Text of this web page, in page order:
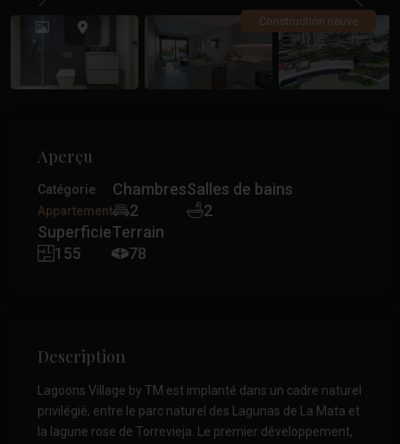
Construction neuve
Précédent
Aperçu
Catégorie
Appartement
Chambres
2
Salles de bains
2
Superficie
155
Terrain
78
Description
Lagoons Village by TM est implanté dans un cadre naturel
privilégié, entre le parc naturel des Lagunas de La Mata et
la lagune rose de Torrevieja. Le premier développement,